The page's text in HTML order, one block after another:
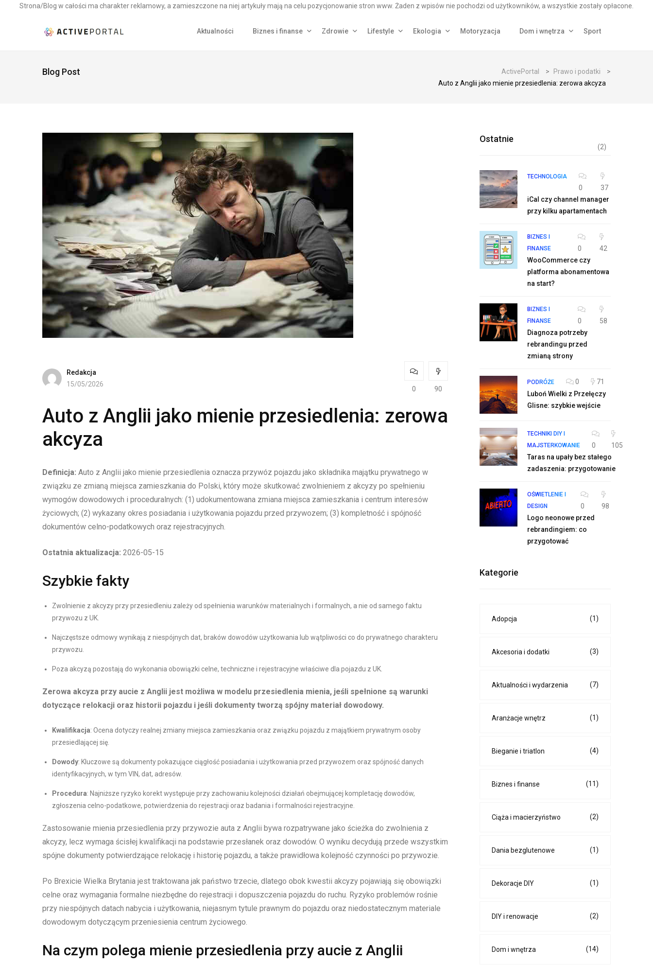
Strona/Blog w całości ma charakter reklamowy, a zamieszczone na niej artykuły mają na celu pozycjonowanie stron www. Żaden z wpisów nie pochodzi od użytkowników, a wszystkie zostały opłacone.
Aktualności Biznes i finanse Zdrowie Lifestyle Ekologia Motoryzacja Dom i wnętrza Sport
Blog Post ActivePortal > Prawo i podatki
>
Auto z Anglii jako mienie przesiedlenia: zerowa akcyza
Redakcja
15/05/2026
0 90
Auto z Anglii jako mienie przesiedlenia: zerowa
akcyza
Definicja: Auto z Anglii jako mienie przesiedlenia oznacza przywóz pojazdu jako składnika majątku prywatnego w
związku ze zmianą miejsca zamieszkania do Polski, który może skutkować zwolnieniem z akcyzy po spełnieniu
wymogów dowodowych i proceduralnych: (1) udokumentowana zmiana miejsca zamieszkania i centrum interesów
życiowych; (2) wykazany okres posiadania i użytkowania pojazdu przed przywozem; (3) kompletność i spójność
dokumentów celno-podatkowych oraz rejestracyjnych.
Ostatnia aktualizacja: 2026-05-15
Szybkie fakty
Zwolnienie z akcyzy przy przesiedleniu zależy od spełnienia warunków materialnych i formalnych, a nie od samego faktu
przywozu z UK.
Najczęstsze odmowy wynikają z niespójnych dat, braków dowodów użytkowania lub wątpliwości co do prywatnego charakteru
przywozu.
Poza akcyzą pozostają do wykonania obowiązki celne, techniczne i rejestracyjne właściwe dla pojazdu z UK.
Zerowa akcyza przy aucie z Anglii jest możliwa w modelu przesiedlenia mienia, jeśli spełnione są warunki
dotyczące relokacji oraz historii pojazdu i jeśli dokumenty tworzą spójny materiał dowodowy.
Kwalifikacja: Ocena dotyczy realnej zmiany miejsca zamieszkania oraz związku pojazdu z majątkiem prywatnym osoby
przesiedlającej się.
Dowody: Kluczowe są dokumenty pokazujące ciągłość posiadania i użytkowania przed przywozem oraz spójność danych
identyfikacyjnych, w tym VIN, dat, adresów.
Procedura: Najniższe ryzyko korekt występuje przy zachowaniu kolejności działań obejmującej kompletację dowodów,
zgłoszenia celno-podatkowe, potwierdzenia do rejestracji oraz badania i formalności rejestracyjne.
Zastosowanie mienia przesiedlenia przy przywozie auta z Anglii bywa rozpatrywane jako ścieżka do zwolnienia z
akcyzy, lecz wymaga ścisłej kwalifikacji na podstawie przesłanek oraz dowodów. O wyniku decydują przede wszystkim
spójne dokumenty potwierdzające relokację i historię pojazdu, a także prawidłowa kolejność czynności po przywozie.
Po Brexicie Wielka Brytania jest traktowana jak państwo trzecie, dlatego obok kwestii akcyzy pojawiają się obowiązki
celne oraz wymagania formalne niezbędne do rejestracji i dopuszczenia pojazdu do ruchu. Ryzyko problemów rośnie
przy niespójnych datach nabycia i użytkowania, niejasnym tytule prawnym do pojazdu oraz niedostatecznym materiale
dowodowym dotyczącym przeniesienia centrum życiowego.
Na czym polega mienie przesiedlenia przy aucie z Anglii
Ostatnie
TECHNOLOGIA
0
37
iCal czy channel manager
przy kilku apartamentach
BIZNES I
FINANSE
0
42
WooCommerce czy
platforma abonamentowa
na start?
BIZNES I
FINANSE
0
58
Diagnoza potrzeby
rebrandingu przed
zmianą strony
PODRÓŻE 0
71
Luboń Wielki z Przełęczy
Glisne: szybkie wejście
TECHNIKI DIY I
MAJSTERKOWANIE
0
105
Taras na upały bez stałego
zadaszenia: przygotowanie
OŚWIETLENIE I
DESIGN
0
98
Logo neonowe przed
rebrandingiem: co
przygotować
Kategorie
Adopcja (1)
Akcesoria i dodatki (3)
Aktualności i wydarzenia (7)
Aranżacje wnętrz (1)
Bieganie i triatlon (4)
Biznes i finanse (11)
Ciąża i macierzyństwo (2)
Dania bezglutenowe (1)
Dekoracje DIY (1)
DIY i renowacje (2)
Dom i wnętrza (14)
(2)